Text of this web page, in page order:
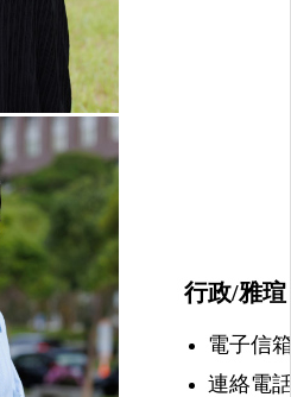
行政/雅瑄
電子信
連絡電